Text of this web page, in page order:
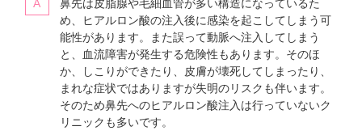
鼻先は皮脂腺や毛細血管が多い構造になっているた
め、ヒアルロン酸の注入後に感染を起こしてしまう可
能性があります。また誤って動脈へ注入してしまう
と、血流障害が発生する危険性もあります。そのほ
か、しこりができたり、皮膚が壊死してしまったり、
まれな症状ではありますが失明のリスクも伴います。
そのため鼻先へのヒアルロン酸注入は行っていないク
リニックも多いです。